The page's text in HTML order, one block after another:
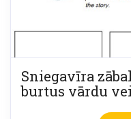
Sniegavīra
burtus vārdu